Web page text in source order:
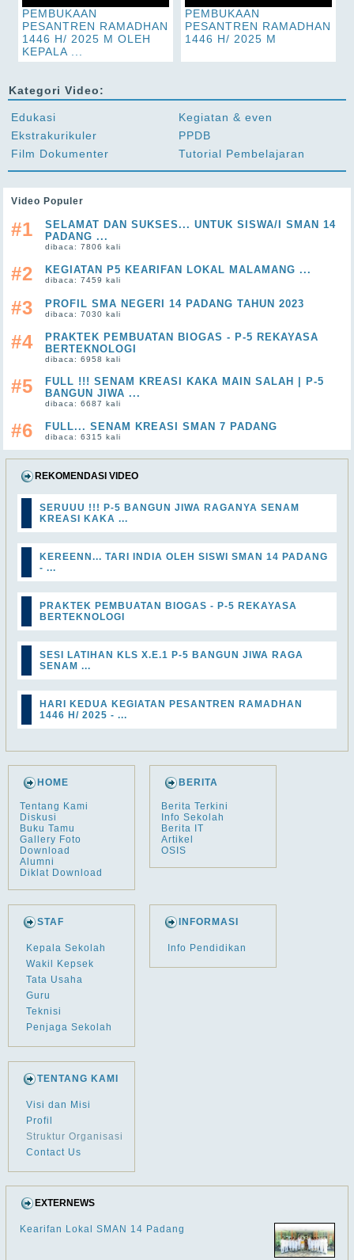
PEMBUKAAN
PESANTREN RAMADHAN
1446 H/ 2025 M OLEH
KEPALA ...
PEMBUKAAN
PESANTREN RAMADHAN
1446 H/ 2025 M
Kategori Video:
Edukasi
Ekstrakurikuler
Film Dokumenter
Kegiatan & even
PPDB
Tutorial Pembelajaran
Video Populer
#1
SELAMAT DAN SUKSES... UNTUK SISWA/I SMAN 14
PADANG ...
dibaca: 7806 kali
#2 KEGIATAN P5 KEARIFAN LOKAL MALAMANG ...
dibaca: 7459 kali
#3 PROFIL SMA NEGERI 14 PADANG TAHUN 2023
dibaca: 7030 kali
#4
PRAKTEK PEMBUATAN BIOGAS - P-5 REKAYASA
BERTEKNOLOGI
dibaca: 6958 kali
#5
FULL !!! SENAM KREASI KAKA MAIN SALAH | P-5
BANGUN JIWA ...
dibaca: 6687 kali
#6 FULL... SENAM KREASI SMAN 7 PADANG
dibaca: 6315 kali
REKOMENDASI VIDEO
SERUUU !!! P-5 BANGUN JIWA RAGANYA SENAM
KREASI KAKA ...
KEREENN... TARI INDIA OLEH SISWI SMAN 14 PADANG
- ...
PRAKTEK PEMBUATAN BIOGAS - P-5 REKAYASA
BERTEKNOLOGI
SESI LATIHAN KLS X.E.1 P-5 BANGUN JIWA RAGA
SENAM ...
HARI KEDUA KEGIATAN PESANTREN RAMADHAN
1446 H/ 2025 - ...
HOME
Tentang Kami
Diskusi
Buku Tamu
Gallery Foto
Download
Alumni
Diklat Download
BERITA
Berita Terkini
Info Sekolah
Berita IT
Artikel
OSIS
STAF
Kepala Sekolah
Wakil Kepsek
Tata Usaha
Guru
Teknisi
Penjaga Sekolah
INFORMASI
Info Pendidikan
TENTANG KAMI
Visi dan Misi
Profil
Struktur Organisasi
Contact Us
EXTERNEWS
Kearifan Lokal SMAN 14 Padang